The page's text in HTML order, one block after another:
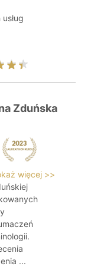
Zduńska
więcej >>
...